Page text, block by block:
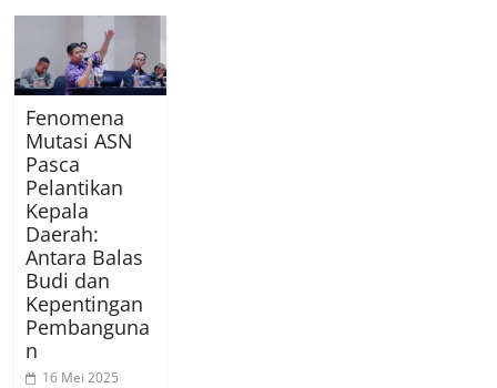
Fenomena
Mutasi ASN
Pasca
Pelantikan
Kepala
Daerah:
Antara Balas
Budi dan
Kepentingan
Pembanguna
n
16 Mei 2025